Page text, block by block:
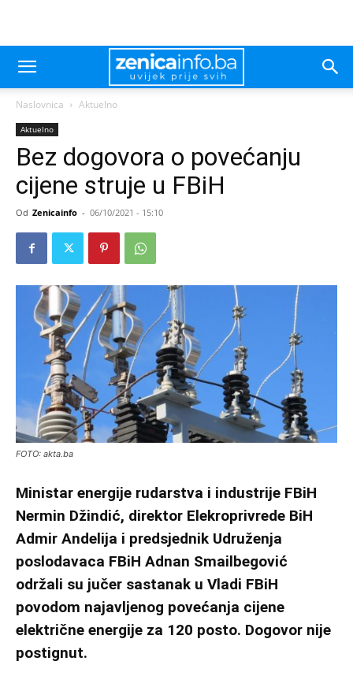
Naslovnica Aktuelno
Aktuelno
Bez dogovora o povećanju
cijene struje u FBiH
Od Zenicainfo - 06/10/2021 - 15:10
FOTO: akta.ba
Ministar energije rudarstva i industrije FBiH
Nermin Džindić, direktor Elekroprivrede BiH
Admir Andelija i predsjednik Udruženja
poslodavaca FBiH Adnan Smailbegović
održali su jučer sastanak u Vladi FBiH
povodom najavljenog povećanja cijene
električne energije za 120 posto. Dogovor nije
postignut.